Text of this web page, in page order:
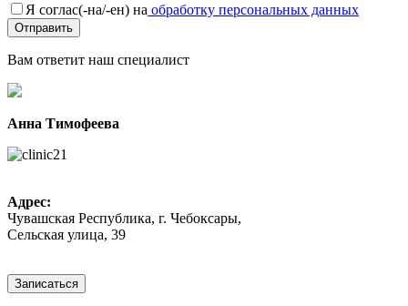
Я соглас(-на/-ен) на обработку персональных данных
Вам ответит наш специалист
Анна Тимофеева
Адрес:
Чувашская Республика, г. Чебоксары,
Сельская улица, 39
Записаться